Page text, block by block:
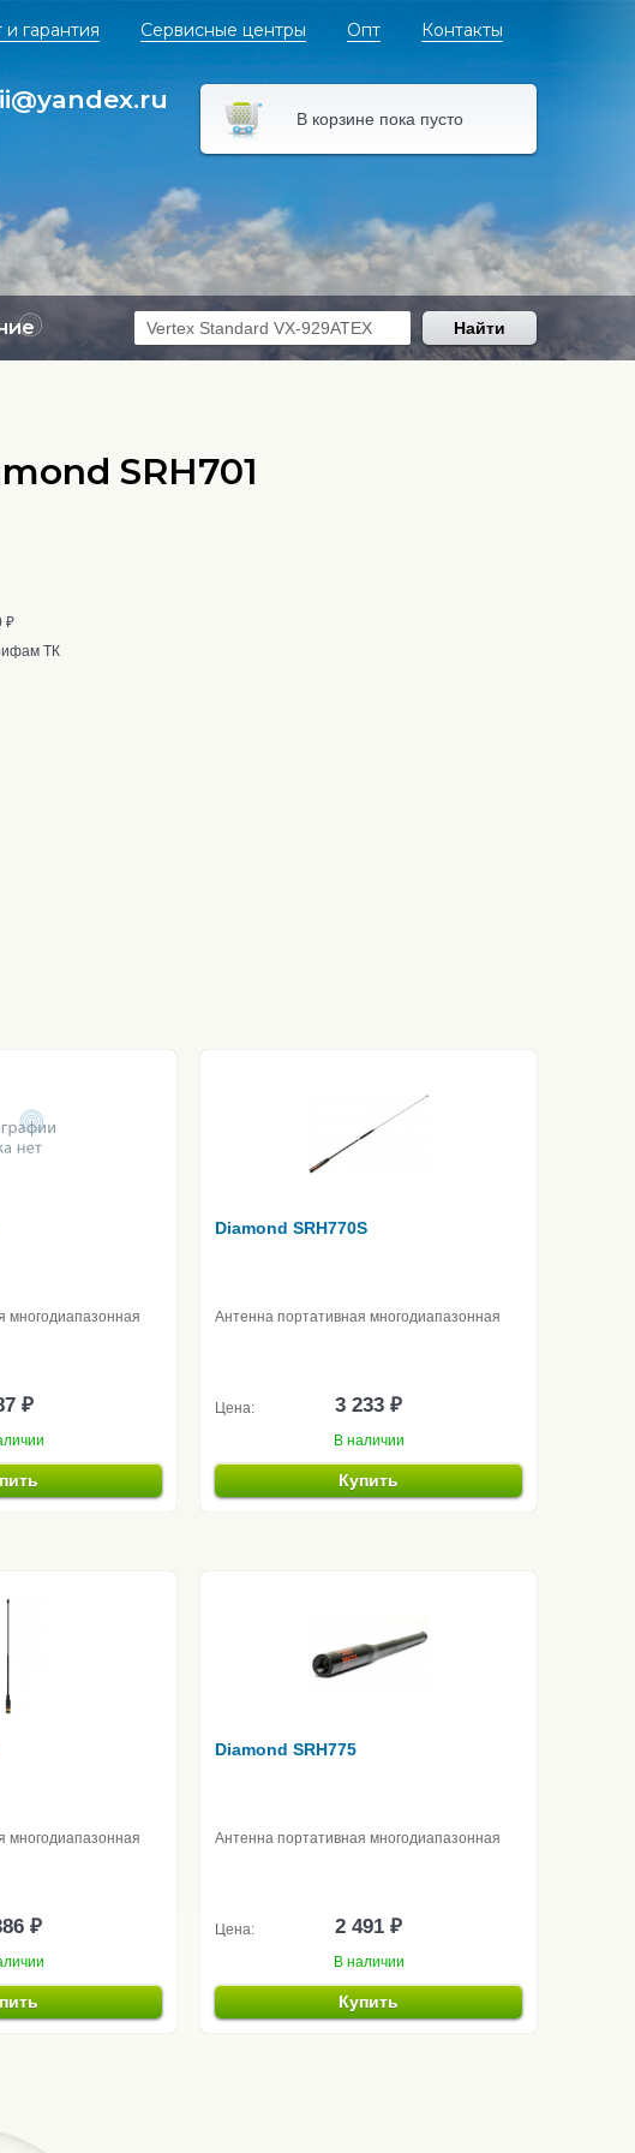
и гарантия Сервисные центры Опт Контакты
В корзине пока пусто
Найти
SRH701
₽
ТК
многодиапазонная
₽
Diamond SRH770S
Антенна портативная многодиапазонная
Цена: 3 233 ₽
В наличии
Купить
многодиапазонная
₽
Diamond SRH775
Антенна портативная многодиапазонная
Цена: 2 491 ₽
В наличии
Купить